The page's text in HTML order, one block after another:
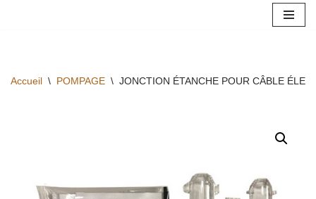
contenu
Accueil \ POMPAGE \ JONCTION ÉTANCHE POUR CÂBLE